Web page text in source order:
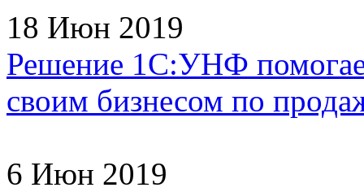
18 Июн 2019
Решение 1С:УНФ
своим бизнесом по
6 Июн 2019